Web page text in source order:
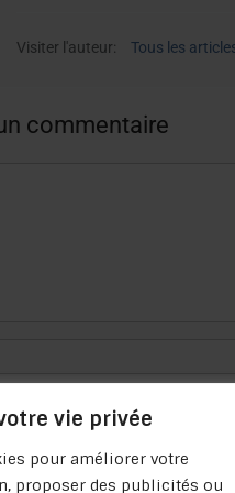
vie privée
pour améliorer votre
proposer des publicités ou
Visiter l'auteur: Tous les
commentaire